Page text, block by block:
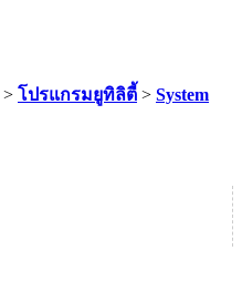
> โปรแกรมยูทิลิตี้ > System